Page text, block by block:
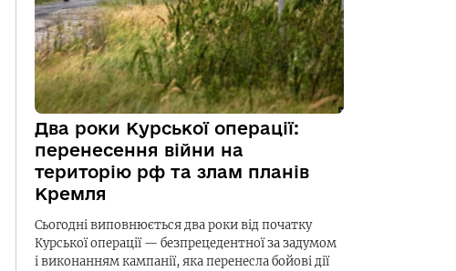
Два роки Курської операції:
перенесення війни на
територію рф та злам планів
Кремля
Сьогодні виповнюється два роки від початку
Курської операції — безпрецедентної за задумом
і виконанням кампанії, яка перенесла бойові дії